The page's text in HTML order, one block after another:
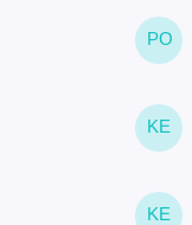
PO
KE
KE